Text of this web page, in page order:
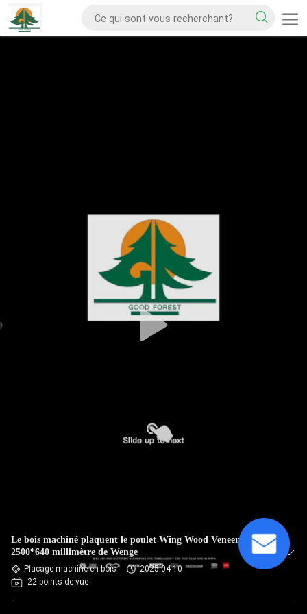
Le bois machiné plaquent le poulet Wing Wood Veneer
2500*640 millimètre de Wenge
Placage machiné en bois
2025-04-10
22 points de vue